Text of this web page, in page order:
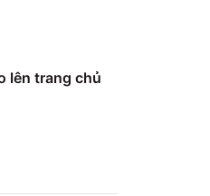
lên trang chủ